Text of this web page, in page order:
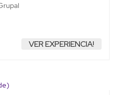
VER EXPERIENCIA!